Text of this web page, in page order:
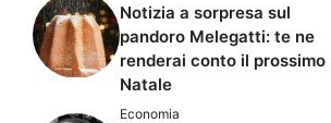
Notizia a sorpresa sul
pandoro Melegatti: te ne
renderai conto il prossimo
Natale
Economia